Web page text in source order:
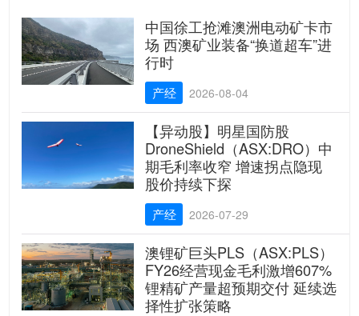
中国徐工抢滩澳洲电动矿卡市
场 西澳矿业装备“换道超车”进
行时
产经 2026-08-04
【异动股】明星国防股
DroneShield（ASX:DRO）中
期毛利率收窄 增速拐点隐现
股价持续下探
产经 2026-07-29
澳锂矿巨头PLS（ASX:PLS）
FY26经营现金毛利激增607%
锂精矿产量超预期交付 延续选
择性扩张策略